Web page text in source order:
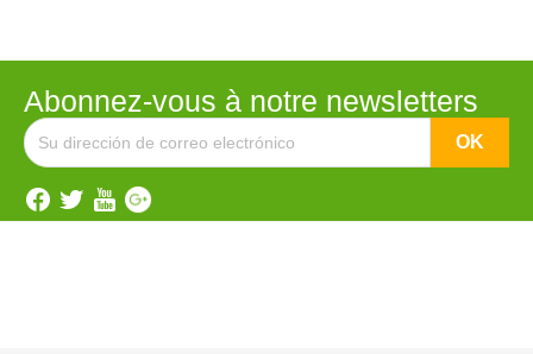
Abonnez-vous à notre newsletters